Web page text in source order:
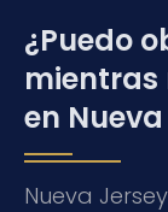
¿Puedo
mientras
en
Nueva